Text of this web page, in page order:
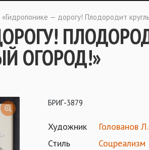
«Гидропонике — дорогу! Плодородит
ОГОРОД!»
БРИГ-3879
Художник
Голованов
Стиль
Соцреализм